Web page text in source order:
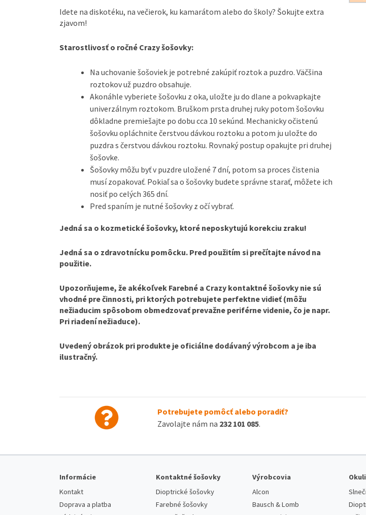
Idete na diskotéku, na večierok, ku kamarátom alebo do školy? Šokujte extra
zjavom!
Starostlivosť o ročné Crazy šošovky:
Na uchovanie šošoviek je potrebné zakúpiť roztok a puzdro. Väčšina
roztokov už puzdro obsahuje.
Akonáhle vyberiete šošovku z oka, uložte ju do dlane a pokvapkajte
univerzálnym roztokom. Bruškom prsta druhej ruky potom šošovku
dôkladne premiešajte po dobu cca 10 sekúnd. Mechanicky očistenú
šošovku opláchnite čerstvou dávkou roztoku a potom ju uložte do
puzdra s čerstvou dávkou roztoku. Rovnaký postup opakujte pri druhej
šošovke.
Šošovky môžu byť v puzdre uložené 7 dní, potom sa proces čistenia
musí zopakovať. Pokiaľ sa o šošovky budete správne starať, môžete ich
nosiť po celých 365 dní.
Pred spaním je nutné šošovky z očí vybrať.
Jedná sa o kozmetické šošovky, ktoré neposkytujú korekciu zraku!
Jedná sa o zdravotnícku pomôcku. Pred použitím si prečítajte návod na
použitie.
Upozorňujeme, že akékoľvek Farebné a Crazy kontaktné šošovky nie sú
vhodné pre činnosti, pri ktorých potrebujete perfektne vidieť (môžu
nežiaducim spôsobom obmedzovať prevažne periférne videnie, čo je napr.
Pri riadení nežiaduce).
Uvedený obrázok pri produkte je oficiálne dodávaný výrobcom a je iba
ilustračný.
Potrebujete pomôcť alebo poradiť?
Zavolajte nám na 232 101 085.
Informácie
Kontakt
Doprava a platba
Kontaktné šošovky
Dioptrické šošovky
Farebné šošovky
Výrobcovia
Alcon
Bausch & Lomb